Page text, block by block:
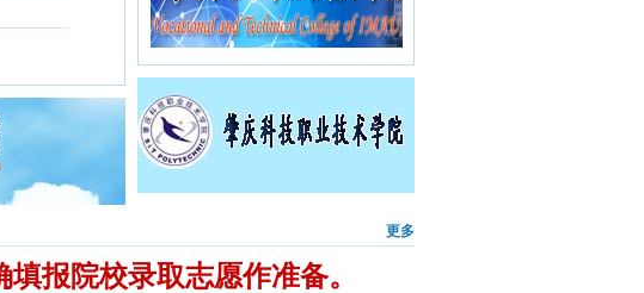
更多
报院校录取志愿作准备。